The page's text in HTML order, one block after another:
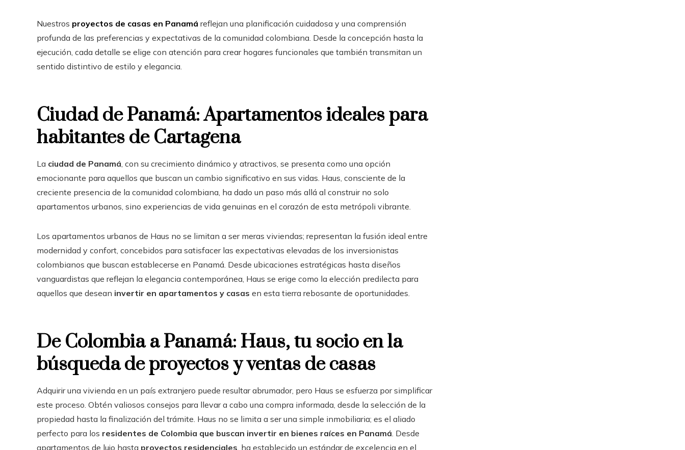
Nuestros proyectos de casas en Panamá reflejan una planificación cuidadosa y una comprensión
profunda de las preferencias y expectativas de la comunidad colombiana. Desde la concepción hasta la
ejecución, cada detalle se elige con atención para crear hogares funcionales que también transmitan un
sentido distintivo de estilo y elegancia.
Ciudad de Panamá: Apartamentos ideales para
habitantes de Cartagena
La ciudad de Panamá, con su crecimiento dinámico y atractivos, se presenta como una opción
emocionante para aquellos que buscan un cambio significativo en sus vidas. Haus, consciente de la
creciente presencia de la comunidad colombiana, ha dado un paso más allá al construir no solo
apartamentos urbanos, sino experiencias de vida genuinas en el corazón de esta metrópoli vibrante.
Los apartamentos urbanos de Haus no se limitan a ser meras viviendas; representan la fusión ideal entre
modernidad y confort, concebidos para satisfacer las expectativas elevadas de los inversionistas
colombianos que buscan establecerse en Panamá. Desde ubicaciones estratégicas hasta diseños
vanguardistas que reflejan la elegancia contemporánea, Haus se erige como la elección predilecta para
aquellos que desean invertir en apartamentos y casas en esta tierra rebosante de oportunidades.
De Colombia a Panamá: Haus, tu socio en la
búsqueda de proyectos y ventas de casas
Adquirir una vivienda en un país extranjero puede resultar abrumador, pero Haus se esfuerza por simplificar
este proceso. Obtén valiosos consejos para llevar a cabo una compra informada, desde la selección de la
propiedad hasta la finalización del trámite. Haus no se limita a ser una simple inmobiliaria; es el aliado
perfecto para los residentes de Colombia que buscan invertir en bienes raíces en Panamá. Desde
apartamentos de lujo hasta proyectos residenciales, ha establecido un estándar de excelencia en el